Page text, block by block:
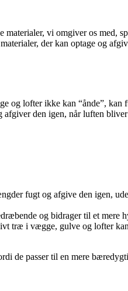
vi omgiver os med,
der kan optage og
og lofter ikke kan “ånde”,
den igen, når luften
fugt og afgive den igen,
og bidrager til et mere
træ i vægge, gulve og lofter
de passer til en mere